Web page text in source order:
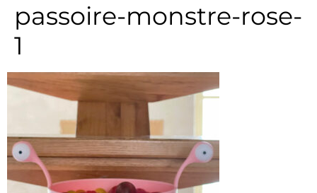
passoire-monstre-rose-
1